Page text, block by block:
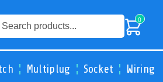
0
Multiplug Socket Wiring